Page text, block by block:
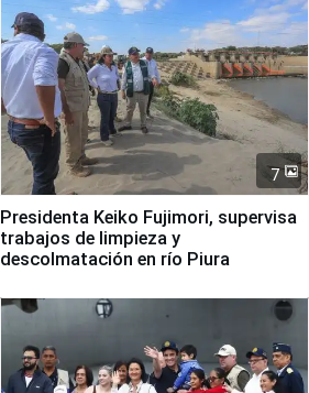
7
Presidenta Keiko Fujimori, supervisa
trabajos de limpieza y
descolmatación en río Piura